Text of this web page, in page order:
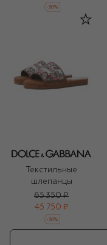
-30%
Текстильные
шлепанцы
65 350 ₽
45 750 ₽
-30%